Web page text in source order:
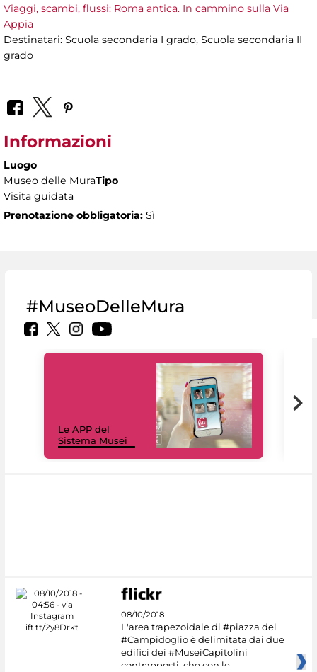
Viaggi, scambi, flussi: Roma antica. In cammino sulla Via
Appia
Destinatari: Scuola secondaria I grado, Scuola secondaria II
grado
Informazioni
Luogo
Museo delle MuraTipo
Visita guidata
Prenotazione obbligatoria: Sì
#MuseoDelleMura
Le APP del
Sistema Musei
08/10/2018
L'area trapezoidale di #piazza del
#Campidoglio è delimitata dai due
edifici dei #MuseiCapitolini
contrapposti, che con le